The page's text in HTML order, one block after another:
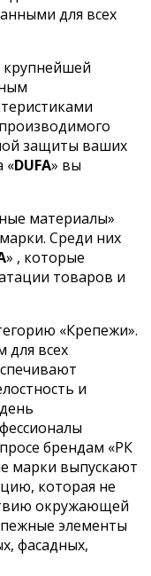
для всех
крупнейшей
защиты ваших
«DUFA» вы
материалы»
Среди них
» , которые
товаров и
«Крепежи».
для всех
и
брендам «РК
марки выпускают
которая не
окружающей
элементы
фасадных,